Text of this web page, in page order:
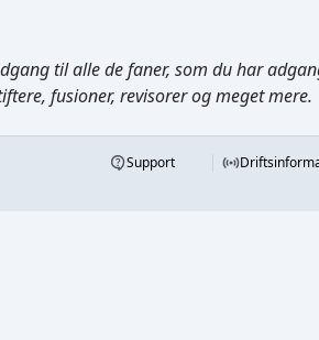
til alle de faner, som du har
fusioner, revisorer og meget mere.
Support